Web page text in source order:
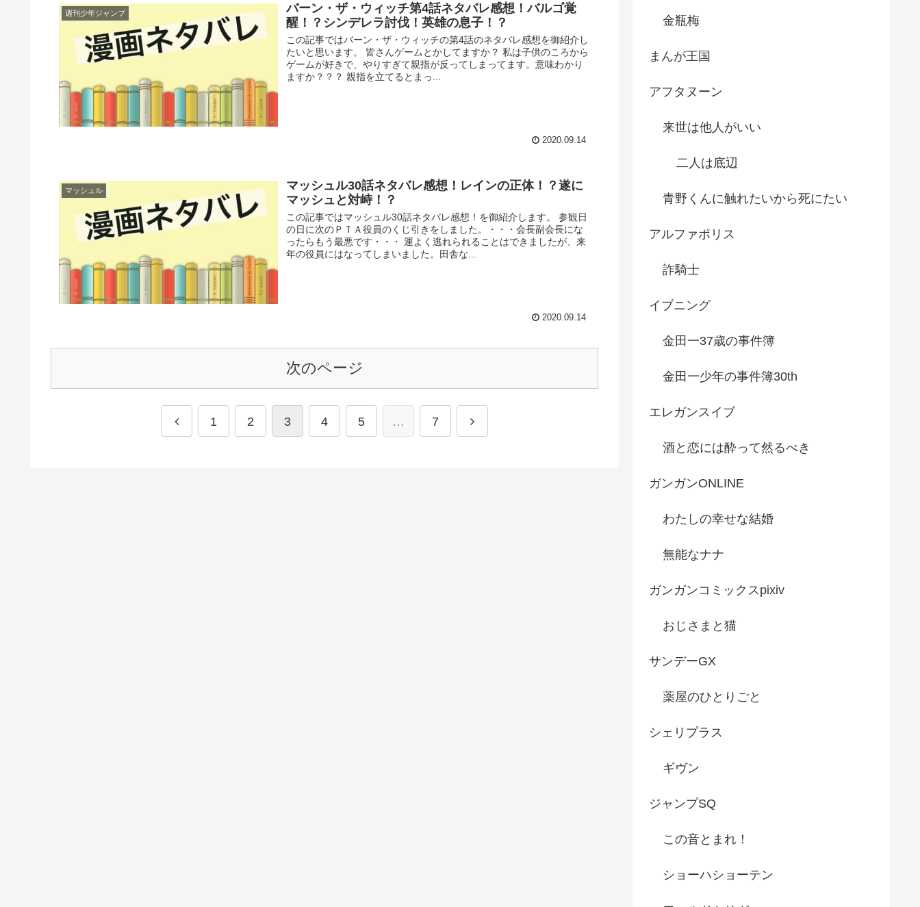
週刊少年ジャンプ
バーン・ザ・ウィッチ第4話ネタバレ感想！バルゴ覚
醒！？シンデレラ討伐！英雄の息子！？
この記事ではバーン・ザ・ウィッチの第4話のネタバレ感想を御紹介し
たいと思います。 皆さんゲームとかしてますか？ 私は子供のころから
ゲームが好きで、やりすぎて親指が反ってしまってます。意味わかり
ますか？？？ 親指を立てるとまっ...
2020.09.14
マッシュル
マッシュル30話ネタバレ感想！レインの正体！？遂に
マッシュと対峙！？
この記事ではマッシュル30話ネタバレ感想！を御紹介します。 参観日
の日に次のＰＴＡ役員のくじ引きをしました。・・・会長副会長にな
ったらもう最悪です・・・ 運よく逃れられることはできましたが、来
年の役員にはなってしまいました。田舎な...
2020.09.14
次のページ
1 2 3 4 5 … 7
金瓶梅
まんが王国
アフタヌーン
来世は他人がいい
二人は底辺
青野くんに触れたいから死にたい
アルファポリス
詐騎士
イブニング
金田一37歳の事件簿
金田一少年の事件簿30th
エレガンスイブ
酒と恋には酔って然るべき
ガンガンONLINE
わたしの幸せな結婚
無能なナナ
ガンガンコミックスpixiv
おじさまと猫
サンデーGX
薬屋のひとりごと
シェリプラス
ギヴン
ジャンプSQ
この音とまれ！
ショーハショーテン